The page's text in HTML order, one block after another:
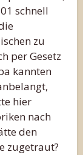
schnell
zu
per Gesetz
kannten
hier
nach
den
zugetraut?